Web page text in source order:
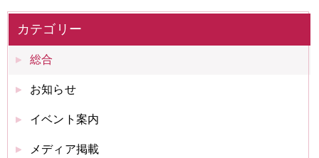
カテゴリー
総合
お知らせ
イベント案内
メディア掲載